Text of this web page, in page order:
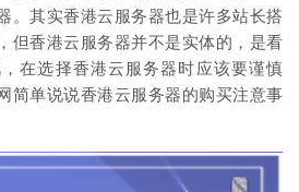
。其实香港云服务器也是许多站长搭
但香港云服务器并不是实体的，是看
在选择香港云服务器时应该要谨慎
简单说说香港云服务器的购买注意事